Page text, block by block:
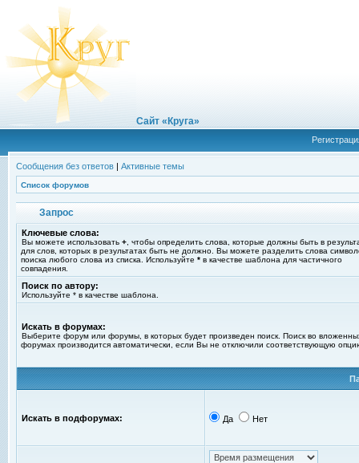
Сайт «Круга»
Сообщения без ответов | Активные темы
Список форумов
Запрос
Ключевые слова:
Вы можете использовать + , чтобы определить слова, которые должны быть в
для слов, которых в результатах быть не должно. Вы можете разделить слова
поиска любого слова из списка. Используйте * в качестве шаблона для частичного
совпадения.
Поиск по автору:
Используйте * в качестве шаблона.
Искать в форумах:
Выберите форум или форумы, в которых будет произведен поиск. Поиск во
форумах производится автоматически, если Вы не отключили соответствующую
Искать в подфорумах: Да Нет